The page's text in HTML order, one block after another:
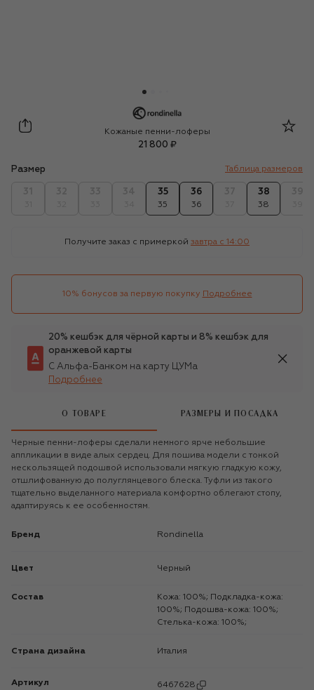
Rondinella
Кожаные пенни-лоферы
21 800 ₽
Размер Таблица размеров
35
35
36
36
38
38
Получите заказ с примеркой завтра c 14:00
10% бонусов за первую покупку Подробнее
20% кешбэк для чёрной карты и 8% кешбэк для
оранжевой карты
С Альфа-Банком на карту ЦУМа
Подробнее
О ТОВАРЕ РАЗМЕРЫ И ПОСАДКА
Черные пенни-лоферы сделали немного ярче небольшие
аппликации в виде алых сердец. Для пошива модели с тонкой
нескользящей подошвой использовали мягкую гладкую кожу,
отшлифованную до полуглянцевого блеска. Туфли из такого
тщательно выделанного материала комфортно облегают стопу,
адаптируясь к ее особенностям.
Бренд Rondinella
Цвет Черный
Состав
Кожа: 100%; Подкладка-кожа:
100%; Подошва-кожа: 100%;
Стелька-кожа: 100%;
Страна дизайна Италия
Артикул 6467628